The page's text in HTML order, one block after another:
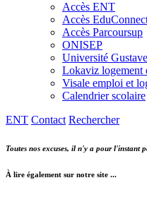
Accès ENT
Accès
Accès Parcoursup
ONISEP
Université
Lokaviz logement
Visale emploi et
Calendrier scolaire
ENT Contact Rechercher
Toutes nos excuses, il n'y a pour l'instant
À lire également sur notre site ...